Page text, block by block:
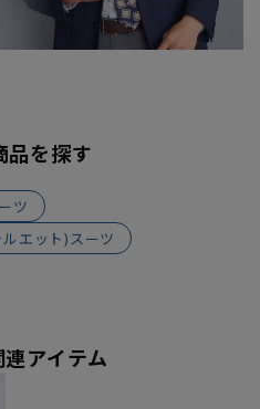
品を探す
ツ
エット)スーツ
アイテム